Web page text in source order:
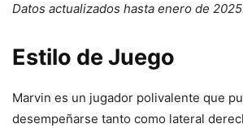
Datos actualizados hasta enero de
Estilo de Juego
Marvin es un jugador polivalente que
desempeñarse tanto como lateral